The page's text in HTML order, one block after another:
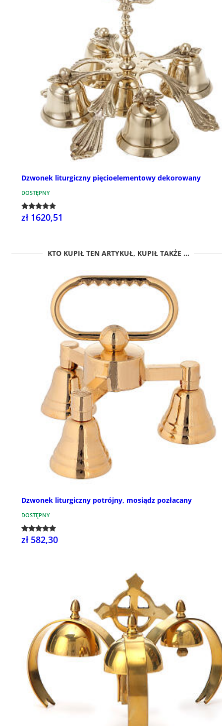
Dzwonek liturgiczny pięcioelementowy dekorowany
DOSTĘPNY
zł 1620,51
KTO KUPIŁ TEN ARTYKUŁ, KUPIŁ TAKŻE ...
Dzwonek liturgiczny potrójny, mosiądz pozłacany
DOSTĘPNY
zł 582,30